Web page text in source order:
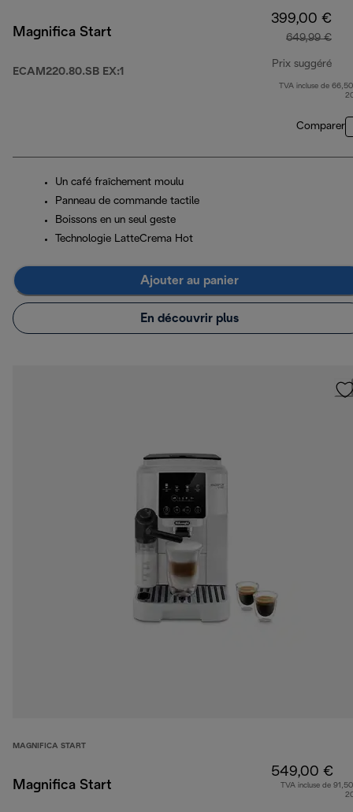
Magnifica Start
ECAM220.80.SB EX:1
399,00 €
649,99 €
Prix suggéré
TVA incluse de
Comparer
Un café fraîchement moulu
Panneau de commande tactile
Boissons en un seul geste
Technologie LatteCrema Hot
Ajouter au panier
En découvrir plus
MAGNIFICA START
Magnifica Start
549,00 €
TVA incluse de